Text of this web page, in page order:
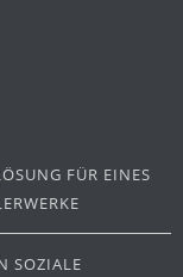
FÜR EINES
SOZIALE